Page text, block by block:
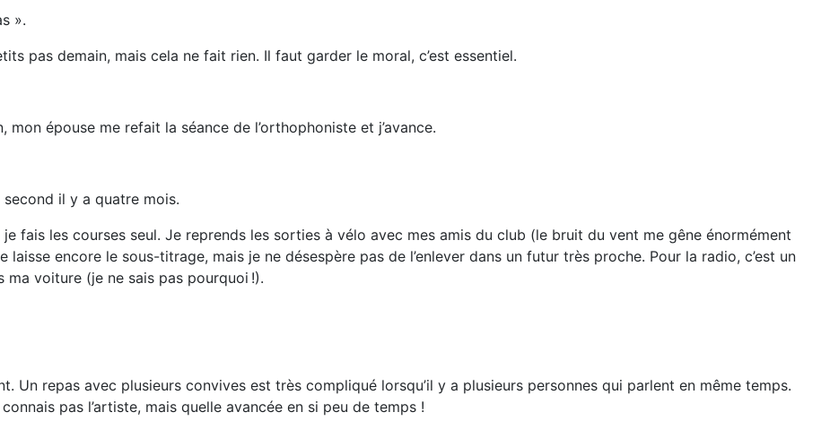
».
pas demain, mais cela ne fait rien. Il faut garder le moral, c’est essentiel.
épouse me refait la séance de l’orthophoniste et j’avance.
il y a quatre mois.
fais les courses seul. Je reprends les sorties à vélo avec mes amis du club (le bruit du vent me gêne énormément
laisse encore le sous-titrage, mais je ne désespère pas de l’enlever dans un futur très proche. Pour la radio, c’est un
ma voiture (je ne sais pas pourquoi !).
Un repas avec plusieurs convives est très compliqué lorsqu’il y a plusieurs personnes qui parlent en même temps.
pas l’artiste, mais quelle avancée en si peu de temps !